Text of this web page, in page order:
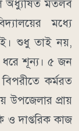
অধ্যুষিত মতলব
মধ্যে
শুধু তাই নয়,
ধরে শূন্য। ৫ জন
কর্মরত
উপজেলার প্রায়
ও দাপ্তরিক কাজ